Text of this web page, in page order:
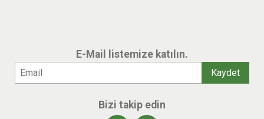
E-Mail listemize katılın.
Bizi takip edin